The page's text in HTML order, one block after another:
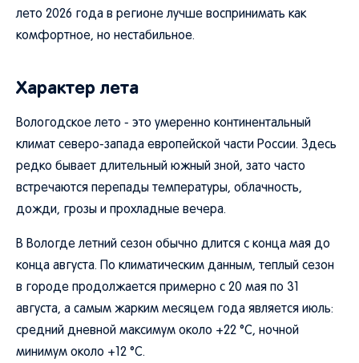
лето 2026 года в регионе лучше воспринимать как
комфортное, но нестабильное.
Характер лета
Вологодское лето - это умеренно континентальный
климат северо-запада европейской части России. Здесь
редко бывает длительный южный зной, зато часто
встречаются перепады температуры, облачность,
дожди, грозы и прохладные вечера.
В Вологде летний сезон обычно длится с конца мая до
конца августа. По климатическим данным, теплый сезон
в городе продолжается примерно с 20 мая по 31
августа, а самым жарким месяцем года является июль:
средний дневной максимум около +22 °C, ночной
минимум около +12 °C.